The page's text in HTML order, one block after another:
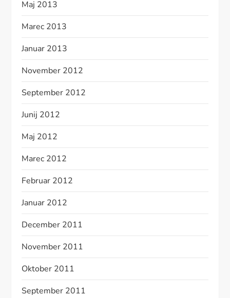
Maj 2013
Marec 2013
Januar 2013
November 2012
September 2012
Junij 2012
Maj 2012
Marec 2012
Februar 2012
Januar 2012
December 2011
November 2011
Oktober 2011
September 2011